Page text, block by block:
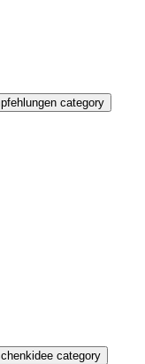
category
category